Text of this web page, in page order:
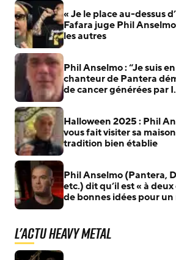
« Je le place au-dessus
Fafara juge Phil
les autres
Phil Anselmo : “Je suis
chanteur de Pantera
de cancer générées par
Halloween 2025 : Phil
vous fait visiter sa
tradition bien établie
Phil Anselmo (Pantera,
etc.) dit qu’il est « à
de bonnes idées pour
L'actu Heavy Metal